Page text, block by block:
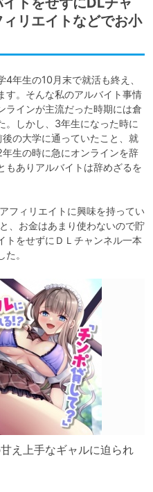
リエイトなどでお小
年生の10月末で就活も終え、
す。そんな私のアルバイト事情
ラインが主流だった時期には倉
。しかし、3年生になった時に
の大学に通っていたこと、就
生の時に急にオンラインを辞
もありアルバイトは辞めざるを
フィリエイトに興味を持ってい
、お金はあまり使わないので貯
トをせずにＤＬチャンネル一本
。
え上手なギャルに迫られ